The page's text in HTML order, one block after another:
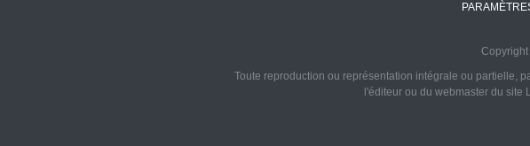
Toute reproduction ou représentation intégrale ou partielle,
l'éditeur ou du webmaster du site